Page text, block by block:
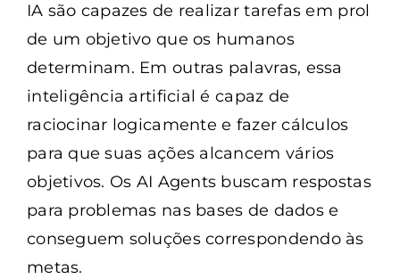
IA são capazes de realizar tarefas em prol
de um objetivo que os humanos
determinam. Em outras palavras, essa
inteligência artificial é capaz de
raciocinar logicamente e fazer cálculos
para que suas ações alcancem vários
objetivos. Os AI Agents buscam respostas
para problemas nas bases de dados e
conseguem soluções correspondendo às
metas.